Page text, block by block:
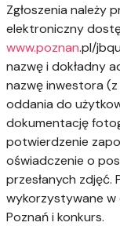
Zgłoszenia należy
elektroniczny
www.poznan.pl/
nazwę i dokładny
nazwę inwestora
oddania do
dokumentację
potwierdzenie
oświadczenie o
przesłanych zdjęć.
wykorzystywane w
Poznań i konkurs.